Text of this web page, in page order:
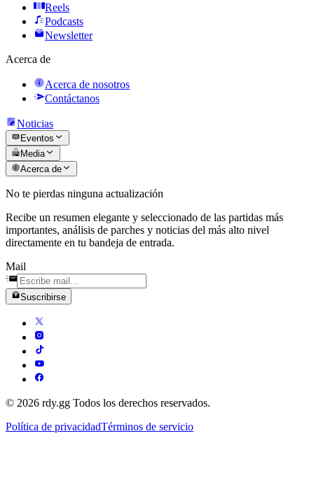
Reels
Podcasts
Newsletter
Acerca de
Acerca de nosotros
Contáctanos
Noticias
Eventos
Media
Acerca de
No te pierdas ninguna actualización
Recibe un resumen elegante y seleccionado de las partidas más
importantes, análisis de parches y noticias del más alto nivel
directamente en tu bandeja de entrada.
Mail
Suscribirse
© 2026 rdy.gg Todos los derechos reservados.
Política de privacidadTérminos de servicio